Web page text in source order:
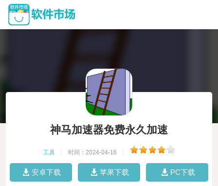
神马加速器免费永久加速
工具 时间：2024-04-16
安卓下载 苹果下载 PC下载